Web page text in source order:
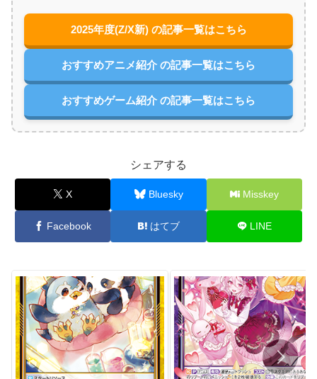
2025年度(Z/X新) の記事一覧はこちら
おすすめアニメ紹介 の記事一覧はこちら
おすすめゲーム紹介 の記事一覧はこちら
シェアする
X Bluesky Misskey
Facebook はてブ LINE